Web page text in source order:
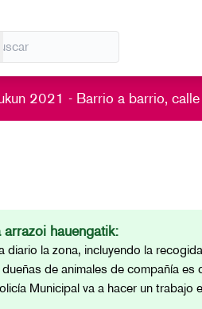
2021 - Barrio a barrio,
hauengatik:
diario la zona, incluyendo la
de animales de compañía es
Municipal va a hacer un trabajo